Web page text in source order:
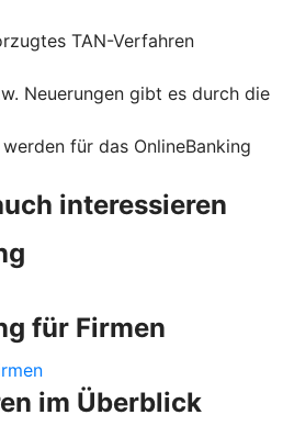
TAN-Verfahren
Neuerungen gibt es durch die
für das OnlineBanking
interessieren
für Firmen
im Überblick